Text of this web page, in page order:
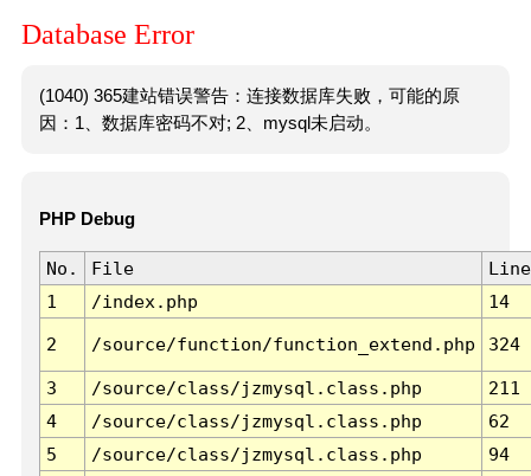
Database Error
(1040) 365建站错误警告：连接数据库失败，可能的原
因：1、数据库密码不对; 2、mysql未启动。
PHP Debug
No. File
Line
1
/index.php 14
2 /source/function/function_extend.php 324
3 /source/class/jzmysql.class.php
211
4
/source/class/jzmysql.class.php
62
5
/source/class/jzmysql.class.php
94